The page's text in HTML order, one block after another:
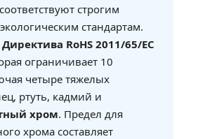
строгим
стандартам.
Директива RoHS 2011/65/ЕС
ограничивает 10
четыре тяжелых
ртуть, кадмий и
хром. Предел для
хрома составляет